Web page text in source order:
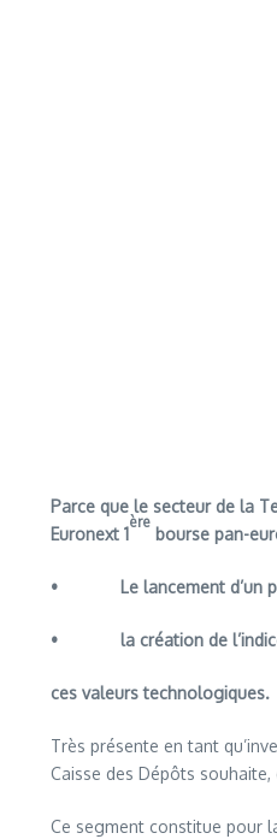
Parce que le secteur de la
Euronext 1
ère
bourse pan-
• Le lancement d’un
• la création de l’indice
ces valeurs technologiques.
Très présente en tant
Caisse des Dépôts
Ce segment constitue pour